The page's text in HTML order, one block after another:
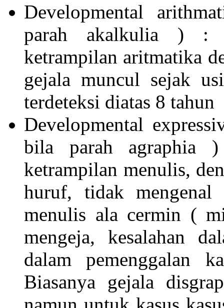
Developmental
parah akalkulia ) :
ketrampilan aritmatika
gejala muncul sejak
terdeteksi diatas 8 tahun
Developmental
bila parah agraphia )
ketrampilan menulis,
huruf, tidak
menulis ala cermin (
mengeja, kesalahan
dalam pemenggalan
Biasanya gejala